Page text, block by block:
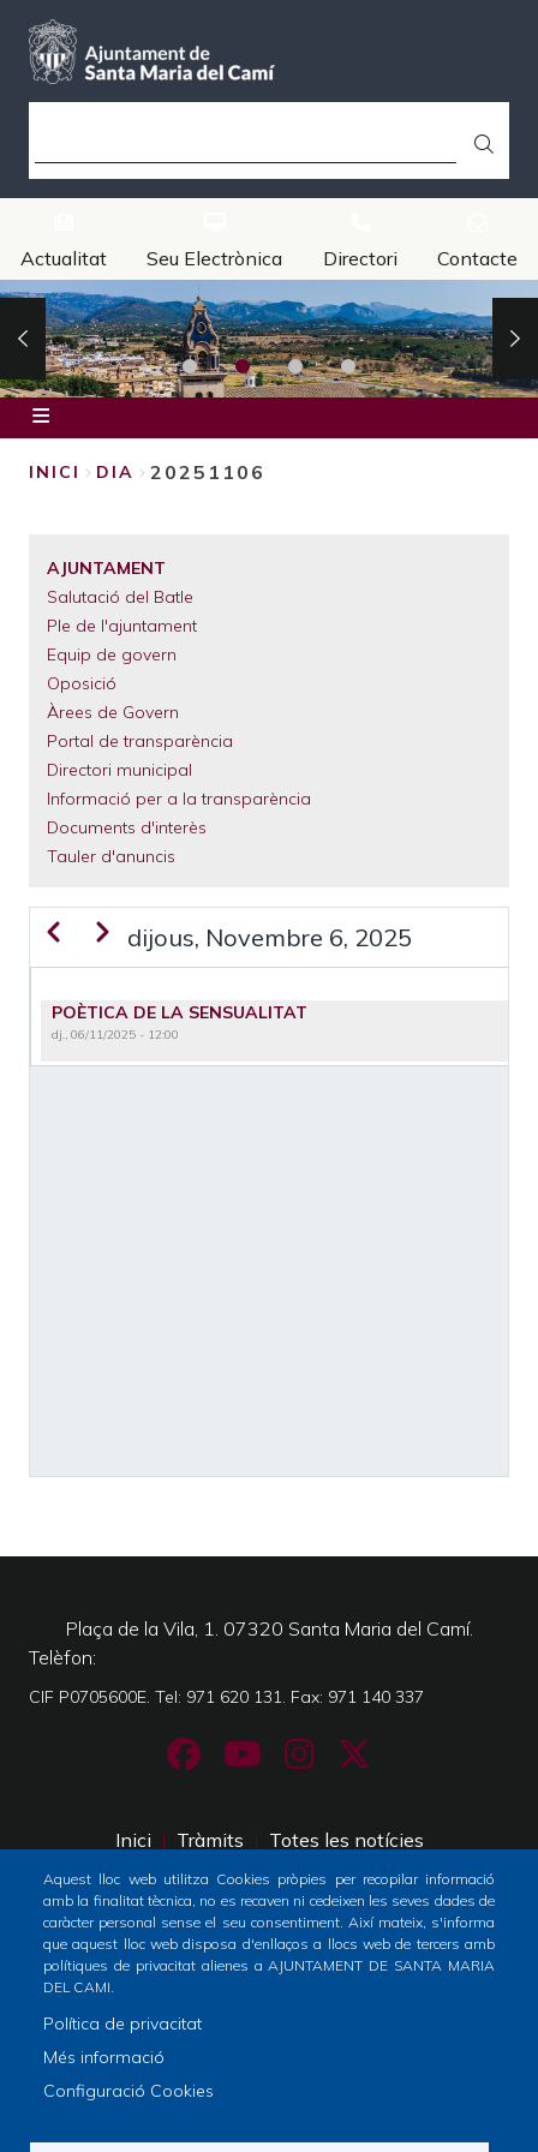
contingut
Actualitat Seu Electrònica Directori Contacte
Municipi
Serveis
Municipals
Tràmits
INICI DIA 20251106
AJUNTAMENT
Salutació del Batle
Ple de l'ajuntament
Equip de govern
Oposició
Àrees de Govern
Portal de transparència
Directori municipal
Informació per a la transparència
Documents d'interès
Tauler d'anuncis
dijous, Novembre 6, 2025
PAGINACIÓ
Previous
Next
POÈTICA DE LA SENSUALITAT
dj., 06/11/2025 - 12:00
Footer
menu
1
Home
2
Inici Tràmits Totes les notícies
Horari atenció al públic
De dilluns a dimecres i divendres: de 9 a 14h
Dijous: de 9 a 19h
Plaça de la Vila, 1. 07320 Santa Maria del Camí.
Telèfon
CIF P0705600E. Tel: 971 620 131. Fax: 971 140 337
Aquest lloc web utilitza Cookies pròpies per recopilar informació
amb la finalitat tècnica, no es recaven ni cedeixen les seves dades de
caràcter personal sense el seu consentiment. Així mateix, s'informa
que aquest lloc web disposa d'enllaços a llocs web de tercers amb
polítiques de privacitat alienes a AJUNTAMENT DE SANTA MARIA
DEL CAMI.
Política de privacitat
Més informació
Configuració Cookies